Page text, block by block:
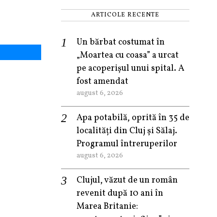
ARTICOLE RECENTE
Un bărbat costumat în
„Moartea cu coasa” a urcat
pe acoperișul unui spital. A
fost amendat
august 6, 2026
Apa potabilă, oprită în 35 de
localități din Cluj și Sălaj.
Programul întreruperilor
august 6, 2026
Clujul, văzut de un român
revenit după 10 ani în
Marea Britanie: